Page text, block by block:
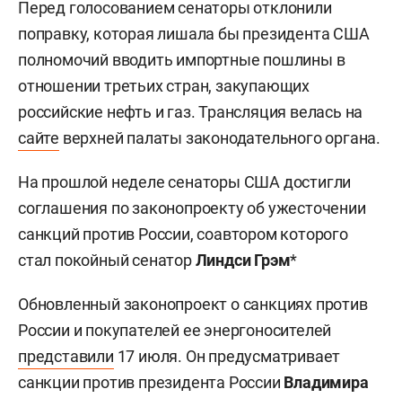
Перед голосованием сенаторы отклонили
поправку, которая лишала бы президента США
полномочий вводить импортные пошлины в
отношении третьих стран, закупающих
российские нефть и газ. Трансляция велась на
сайте верхней палаты законодательного органа.
На прошлой неделе сенаторы США достигли
соглашения по законопроекту об ужесточении
санкций против России, соавтором которого
стал покойный сенаторЛиндси Грэм*
Обновленный законопроект о санкциях против
России и покупателей ее энергоносителей
представили 17 июля. Он предусматривает
санкции против президента России Владимира